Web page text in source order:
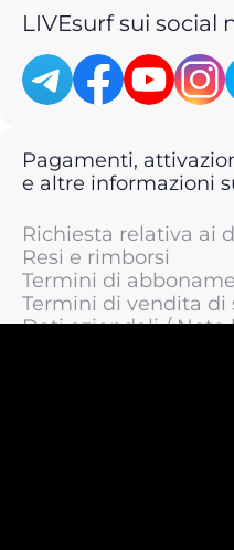
LIVEsurf sui social
Pagamenti,
e altre informazioni
Richiesta relativa ai
Resi e rimborsi
Termini di
Termini di vendita
Dati aziendali / Note